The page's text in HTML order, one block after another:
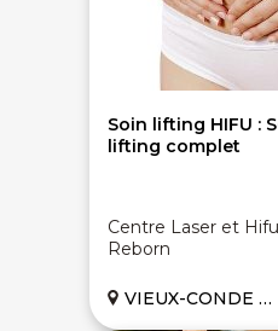
Soin lifting HIFU : Soin full face
lifting complet
Centre Laser et
Reborn
VIEUX-CONDE (59)